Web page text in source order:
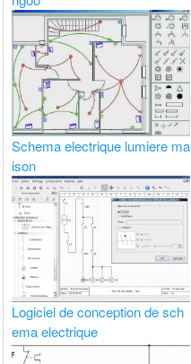
Schema electrique lumiere ma
ison
Logiciel de conception de sch
ema electrique